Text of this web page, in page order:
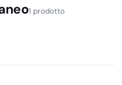
1 prodotto